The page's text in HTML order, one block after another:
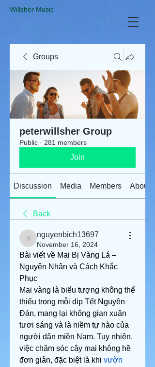
​Willsher Music
Groups
peterwillsher Group
Public · 281 members
Join
Discussion Media Members About
Back
nguyenbich13697
nguyenbich13697
November 16, 2024
Bài viết về Mai Bị Vàng Lá –
Nguyên Nhân và Cách Khắc
Phục
Mai vàng là biểu tượng không thể
thiếu trong mỗi dịp Tết Nguyên
Đán, mang lại không gian xuân
tươi sáng và là niềm tự hào của
người dân miền Nam. Tuy nhiên,
việc chăm sóc cây mai không hề
đơn giản, đặc biệt là khi vườn